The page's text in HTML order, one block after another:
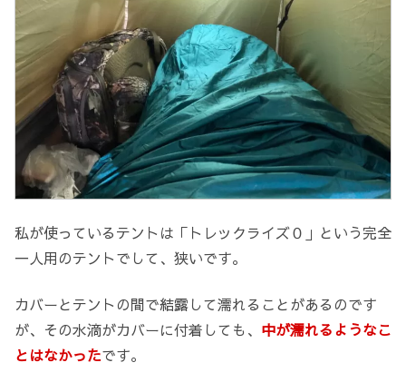
私が使っているテントは「トレックライズ０」という完全
一人用のテントでして、狭いです。
カバーとテントの間で結露して濡れることがあるのです
が、その水滴がカバーに付着しても、 中が濡れるようなこ
とはなかったです。